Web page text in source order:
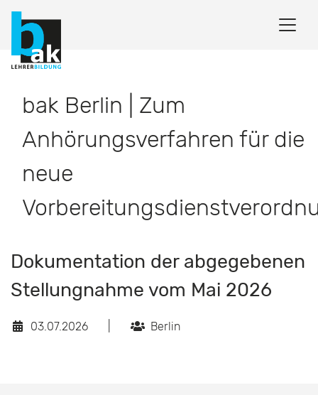
bak Berlin | Zum
Anhörungsverfahren für die
neue
Dokumentation der abgegebenen
Stellungnahme vom Mai 2026
03.07.2026 Berlin